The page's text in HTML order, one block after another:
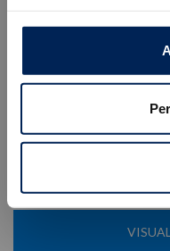
Lancia 1.2 mhev 110cv e-
Alimentazione
Posti